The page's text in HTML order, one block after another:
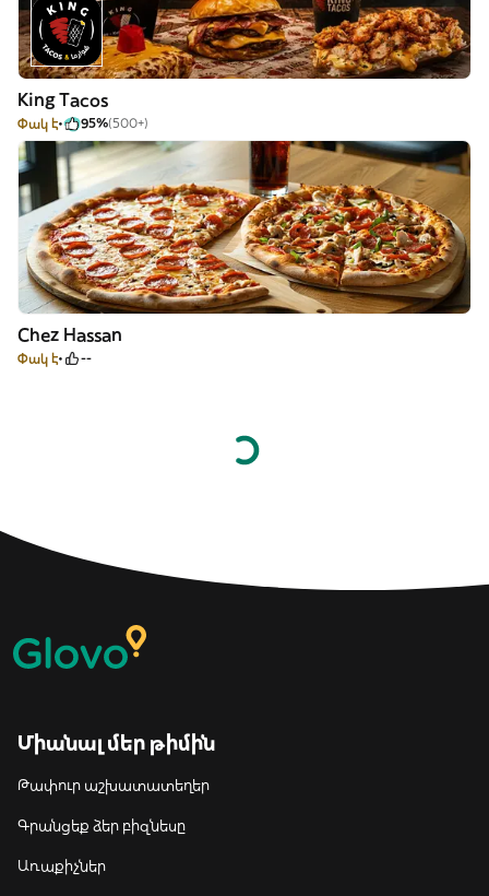
King Tacos
Փակ է 95%(500+)
Chez Hassan
Փակ է --
Միանալ մեր թիմին
Թափուր աշխատատեղեր
Գրանցեք ձեր բիզնեսը
Առաքիչներ